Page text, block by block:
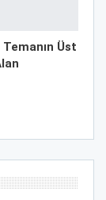
Üst